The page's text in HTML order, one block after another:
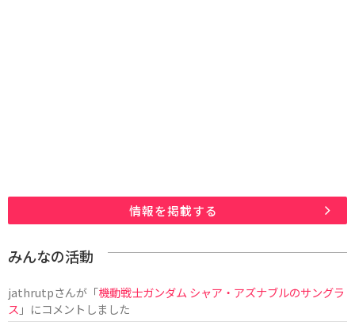
情報を掲載する
みんなの活動
jathrutpさんが「機動戦士ガンダム シャア・アズナブルのサングラ
ス 」にコメントしました